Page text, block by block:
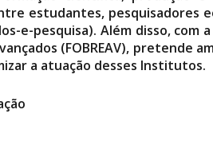
estudantes, pesquisadores
e-pesquisa). Além disso,
(FOBREAV), pretende
a atuação desses Institutos.